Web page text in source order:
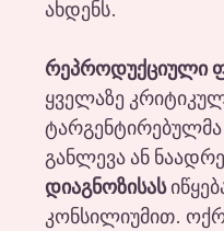
ახდენს.
რეპროდუქციული
ყველაზე
ტარგენტირებულმა
განლევა ან
დიაგნოზისას
კონსილიუმით.